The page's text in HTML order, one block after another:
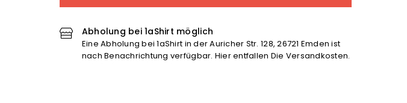
Beanie
Beanie
Abholung bei 1aShirt möglich
Eine Abholung bei 1aShirt in der Auricher Str. 128, 26721 Emden ist
nach Benachrichtung verfügbar. Hier entfallen Die Versandkosten.